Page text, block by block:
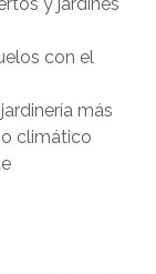
con el
más
climático